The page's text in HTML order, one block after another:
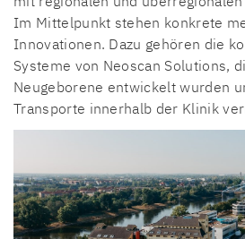
Im Mittelpunkt stehen konkrete
Innovationen. Dazu gehören die
Systeme von Neoscan Solutions,
Neugeborene entwickelt wurden
Transporte innerhalb der Klinik